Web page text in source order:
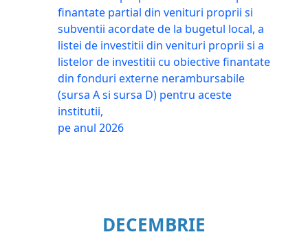
finantate partial din venituri proprii si
subventii acordate de la bugetul local, a
listei de investitii din venituri proprii si a
listelor de investitii cu obiective finantate
din fonduri externe nerambursabile
(sursa A si sursa D) pentru aceste
institutii,
pe anul 2026
DECEMBRIE